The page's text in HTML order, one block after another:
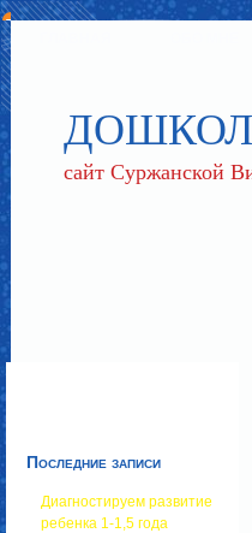
сайт Суржанской
Последние записи
Диагностируем развитие
ребенка 1-1,5 года